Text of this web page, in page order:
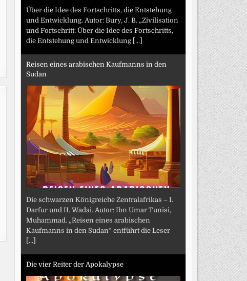
Über die Idee des Fortschritts, die Entstehung
und Entwicklung. Autor: Bury, J. B. „Zivilisation
und Fortschritt: Über die Idee des Fortschritts,
die Entstehung und Entwicklung [...]
Reisen eines arabischen Kaufmanns in den
Sudan
Die schwarzen Königreiche Zentralafrikas – I.
Darfur und II. Wadai. Autor: Ibn Umar Tunisi,
Muhammad. „Reisen eines arabischen
Kaufmanns in den Sudan“ entführt die Leser
[...]
Die vier Reiter der Apokalypse